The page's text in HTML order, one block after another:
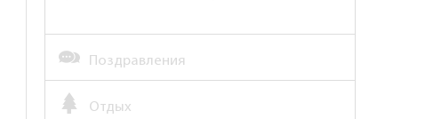
Поздравления
Отдых